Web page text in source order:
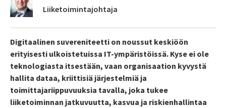
Liiketoimintajohtaja
Digitaalinen suvereniteetti on noussut keskiöön
erityisesti ulkoistetuissa IT-ympäristöissä. Kyse ei ole
teknologiasta itsestään, vaan organisaation kyvystä
hallita dataa, kriittisiä järjestelmiä ja
toimittajariippuvuuksia tavalla, joka tukee
liiketoiminnan jatkuvuutta, kasvua ja riskienhallintaa